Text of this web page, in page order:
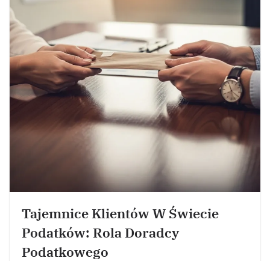
Tajemnice Klientów W Świecie
Podatków: Rola Doradcy
Podatkowego